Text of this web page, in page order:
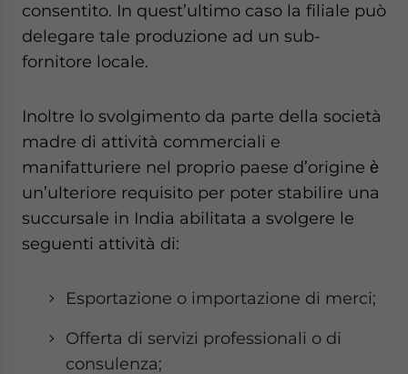
consentito. In quest’ultimo caso la filiale può
delegare tale produzione ad un sub-
fornitore locale.
Inoltre lo svolgimento da parte della società
madre di attività commerciali e
manifatturiere nel proprio paese d’origine ѐ
un’ulteriore requisito per poter stabilire una
succursale in India abilitata a svolgere le
seguenti attività di:
Esportazione o importazione di merci;
Offerta di servizi professionali o di
consulenza;